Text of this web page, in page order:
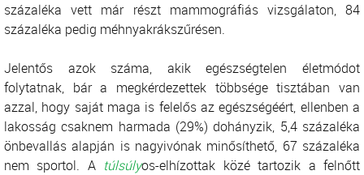
százaléka vett már részt mammográfiás vizsgálaton, 84
százaléka pedig méhnyakrákszűrésen.
Jelentős azok száma, akik egészségtelen életmódot
folytatnak, bár a megkérdezettek többsége tisztában van
azzal, hogy saját maga is felelős az egészségéért, ellenben a
lakosság csaknem harmada (29%) dohányzik, 5,4 százaléka
önbevallás alapján is nagyivónak minősíthető, 67 százaléka
nem sportol. A túlsúlyos-elhízottak közé tartozik a felnőtt